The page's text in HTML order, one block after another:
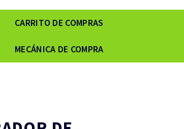
CARRITO DE COMPRAS
MECÁNICA DE COMPRA